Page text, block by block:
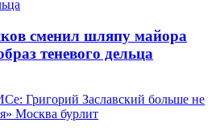
сменил шляпу майора
теневого дельца